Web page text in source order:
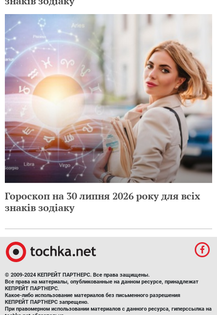
Гороскоп на 30 липня 2026 року для всіх
знаків зодіаку
© 2009-2024 КЕПРЕЙТ ПАРТНЕРС. Все права защищены.
Все права на материалы, опубликованные на данном ресурсе, принадлежат
КЕПРЕЙТ ПАРТНЕРС.
Какое-либо использование материалов без письменного разрешения
КЕПРЕЙТ ПАРТНЕРС запрещено.
При правомерном использовании материалов с данного ресурса, гиперссылка на